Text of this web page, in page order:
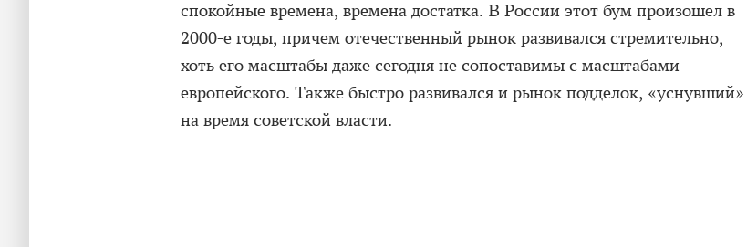
спокойные времена, времена достатка. В России этот бум произошел в
2000-е годы, причем отечественный рынок развивался стремительно,
хоть его масштабы даже сегодня не сопоставимы с масштабами
европейского. Также быстро развивался и рынок подделок, «уснувший»
на время советской власти.